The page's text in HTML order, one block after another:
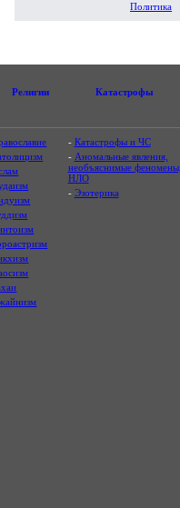
Политика
Религии Катастрофы
- Катастрофы и ЧС
- Аномальные явления,
необъяснимые феномены,
НЛО
- Эзотерика